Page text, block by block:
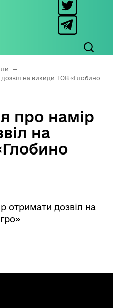
—
на викиди ТОВ «Глобино
про намір
на
отримати дозвіл на